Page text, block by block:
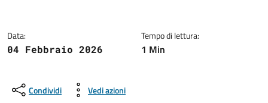
Data:
04 Febbraio 2026
Tempo di lettura:
1 Min
Condividi Vedi azioni